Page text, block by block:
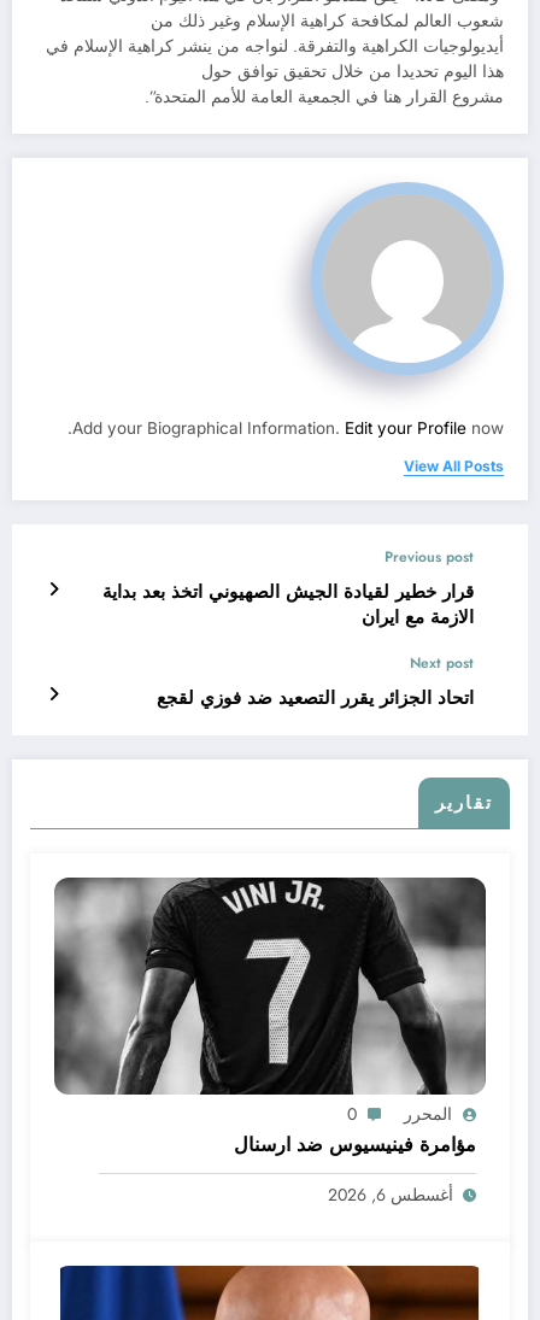
شعوب العالم لمكافحة كراهية الإسلام وغير ذلك من
أيديولوجيات الكراهية والتفرقة. لنواجه من ينشر كراهية الإسلام في
هذا اليوم تحديدا من خلال تحقيق توافق حول
مشروع القرار هنا في الجمعية العامة للأمم المتحدة”.
Add your Biographical Information. Edit your Profile now.
View All Posts
Previous post
قرار خطير لقيادة الجيش الصهيوني اتخذ بعد بداية
الازمة مع ايران
Next post
اتحاد الجزائر يقرر التصعيد ضد فوزي لقجع
تقارير
المحرر 0
مؤامرة فينيسيوس ضد ارسنال
أغسطس 6, 2026